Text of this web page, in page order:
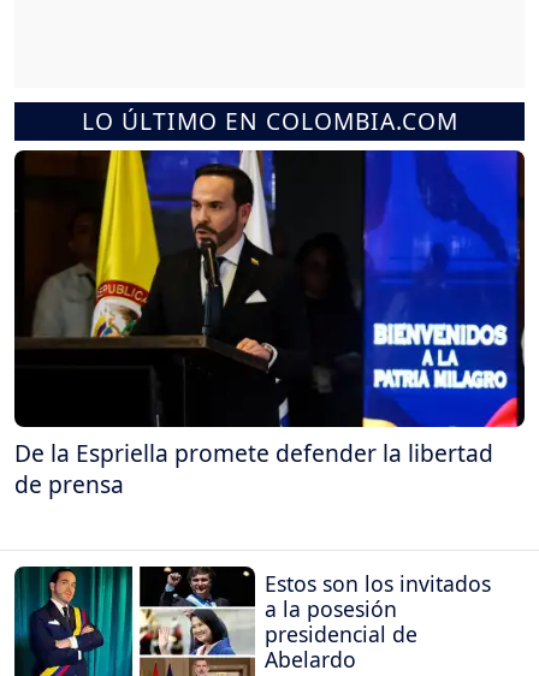
LO ÚLTIMO EN COLOMBIA.COM
De la Espriella promete defender la libertad
de prensa
Estos son los invitados
a la posesión
presidencial de
Abelardo